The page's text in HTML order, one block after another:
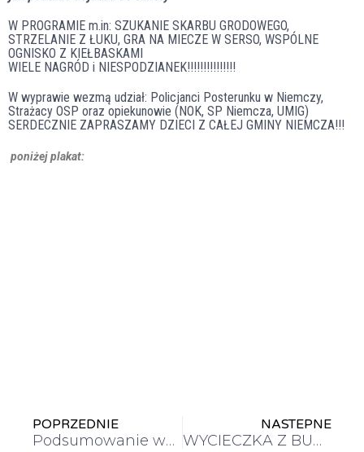
W PROGRAMIE m.in: SZUKANIE SKARBU GRODOWEGO,
STRZELANIE Z ŁUKU, GRA NA MIECZE W SERSO, WSPÓLNE
OGNISKO Z KIEŁBASKAMI
WIELE NAGRÓD i NIESPODZIANEK!!!!!!!!!!!!!!!
W wyprawie wezmą udział: Policjanci Posterunku w Niemczy,
Strażacy OSP oraz opiekunowie (NOK, SP Niemcza, UMIG)
SERDECZNIE ZAPRASZAMY DZIECI Z CAŁEJ GMINY NIEMCZA!!!
poniżej plakat:
POPRZEDNIE
Podsumowanie wyników w nauce za pierwszy semestr
NASTEPNE
WYCIECZKA Z BURMISTRZEM